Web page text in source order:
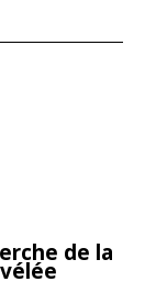
de la